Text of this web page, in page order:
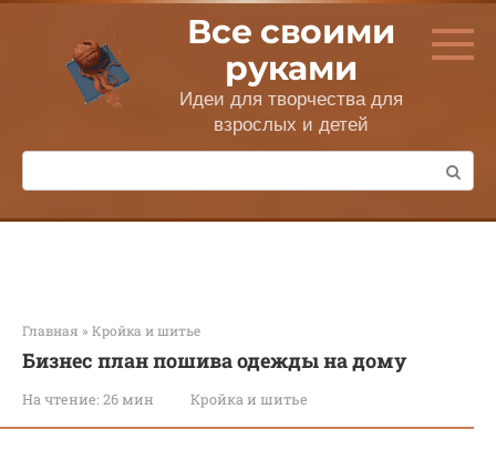
Перейти
контенту
Все своими
руками
Идеи для творчества для
взрослых и детей
Поиск:
Главная » Кройка и шитье
Бизнес план пошива одежды на дому
На чтение: 26 мин Кройка и шитье